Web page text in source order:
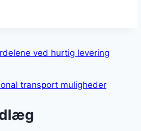
ved hurtig levering
transport muligheder